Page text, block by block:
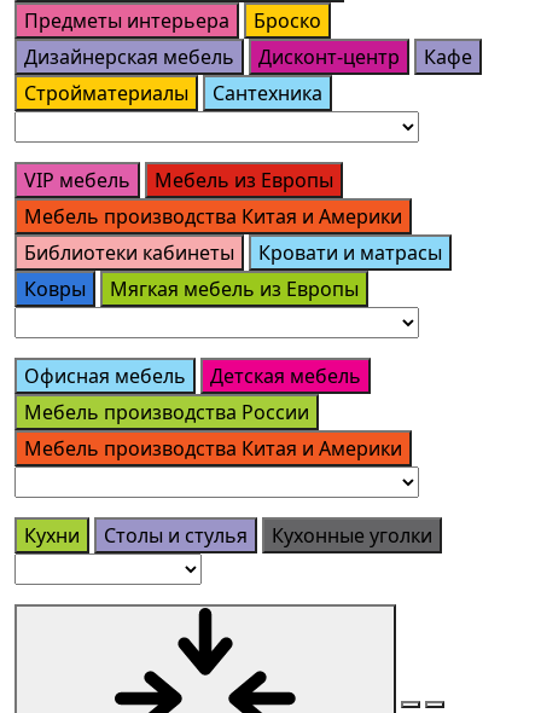
Предметы интерьера
Броско
Дизайнерская мебель
Дисконт-центр
Кафе
Стройматериалы
Сантехника
VIP мебель
Мебель из Европы
Мебель производства Китая и Америки
Библиотеки кабинеты
Кровати и матрасы
Ковры
Мягкая мебель из Европы
Офисная мебель
Детская мебель
Мебель производства России
Мебель производства Китая и Америки
Кухни Столы и стулья Кухонные уголки